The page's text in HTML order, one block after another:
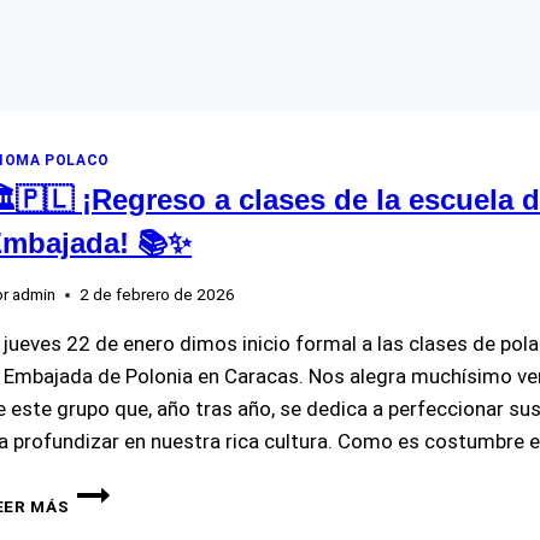
POLACO
¡Regreso a clases de la escuela
📚✨
admin 2 de febrero de 2026
jueves 22 de enero dimos inicio formal a las clases de
Embajada de Polonia en Caracas. Nos alegra muchísimo
este grupo que, año tras año, se dedica a perfeccionar
profundizar en nuestra rica cultura. Como es costumbre
MÁS
🏛️